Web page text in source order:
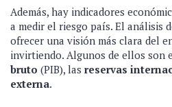
Además, hay indicadores
a medir el riesgo país. El análisis
ofrecer una visión más clara del
invirtiendo. Algunos de ellos son
bruto (PIB), las reservas
externa.